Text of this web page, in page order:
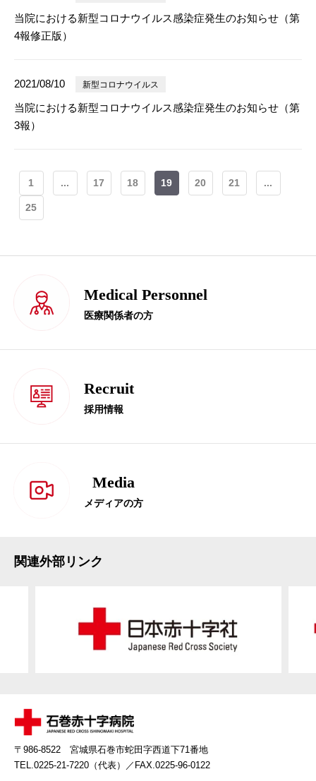
当院における新型コロナウイルス感染症発生のお知らせ（第
4報修正版）
2021/08/10 新型コロナウイルス
当院における新型コロナウイルス感染症発生のお知らせ（第
3報）
1 ... 17 18 19 20 21 ...
25
Medical Personnel
医療関係者の方
Recruit
採用情報
Media
メディアの方
関連外部リンク
〒986-8522 宮城県石巻市蛇田字西道下71番地
TEL.0225-21-7220（代表）
／FAX.0225-96-0122